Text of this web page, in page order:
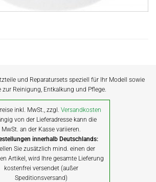
und Reparatursets speziell für Ihr Modell sowie
zur Reinigung, Entkalkung und Pflege.
inkl. MwSt., zzgl.Versandkosten
von der Lieferadresse kann die
MwSt. an der Kasse variieren.
innerhalb Deutschlands:
Sie zusätzlich mind. einen der
Artikel, wird Ihre gesamte Lieferung
kostenfrei versendet (außer
Speditionsversand)